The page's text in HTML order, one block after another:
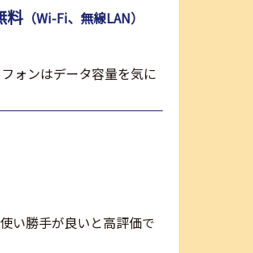
料（Wi-Fi、無線LAN）
ォンはデータ容量を気に
い勝手が良いと高評価で